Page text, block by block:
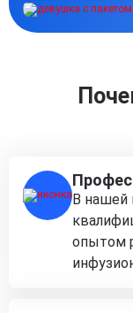
В нашей
опытом